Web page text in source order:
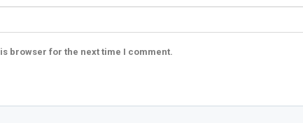
browser for the next time I comment.